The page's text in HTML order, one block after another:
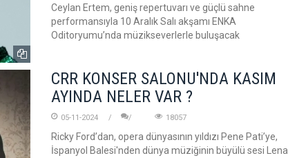
Ceylan Ertem, geniş repertuvarı ve güçlü sahne
performansıyla 10 Aralık Salı akşamı ENKA
Oditoryumu’nda müzikseverlerle buluşacak
CRR KONSER SALONU'NDA KASIM
AYINDA NELER VAR ?
05-11-2024 18057
Ricky Ford’dan, opera dünyasının yıldızı Pene Pati’ye,
İspanyol Balesi'nden dünya müziğinin büyülü sesi Lena